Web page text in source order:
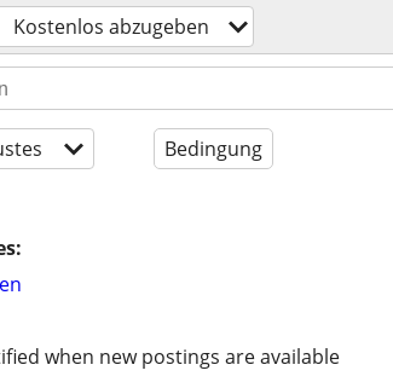
Kostenlos abzugeben
Bedingung
when new postings are available